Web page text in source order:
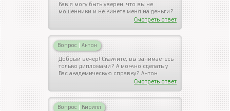
Как я могу быть уверен, что вы не
мошенники и не кинете меня на деньги?
Смотреть ответ
Вопрос | Антон
Добрый вечер! Скажите, вы занимаетесь
только дипломами? А можно сделать у
Вас академическую справку? Антон
Смотреть ответ
Вопрос | Кирилл